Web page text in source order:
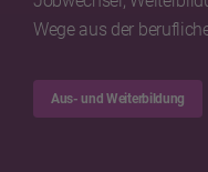
Wege aus der
Aus- und Weiterbildung